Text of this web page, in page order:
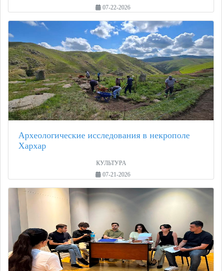
07-22-2026
Археологические исследования в некрополе
Хархар
КУЛЬТУРА
07-21-2026